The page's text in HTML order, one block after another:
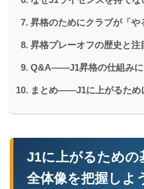
昇格のためにクラブが「や
昇格プレーオフの歴史と注
Q&A——J1昇格の仕組みに
まとめ——J1に上がるため
J1に上がるため
全体像を把握しよ